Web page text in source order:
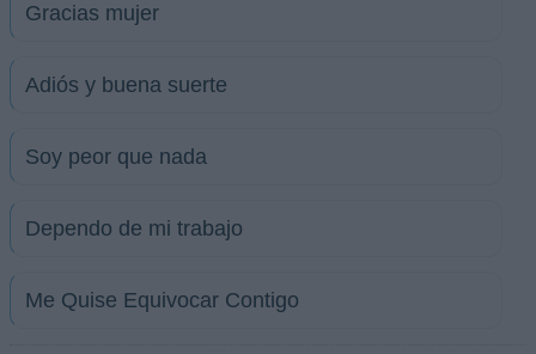
Gracias mujer
Adiós y buena suerte
Soy peor que nada
Dependo de mi trabajo
Me Quise Equivocar Contigo